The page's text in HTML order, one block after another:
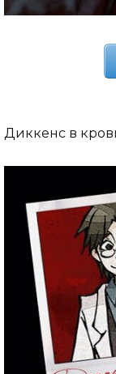
Диккенс в